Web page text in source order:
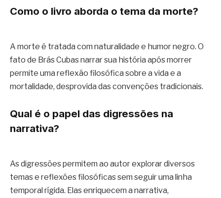
Como o livro aborda o tema da morte?
A morte é tratada com naturalidade e humor negro. O
fato de Brás Cubas narrar sua história após morrer
permite uma reflexão filosófica sobre a vida e a
mortalidade, desprovida das convenções tradicionais.
Qual é o papel das digressões na
narrativa?
As digressões permitem ao autor explorar diversos
temas e reflexões filosóficas sem seguir uma linha
temporal rígida. Elas enriquecem a narrativa,